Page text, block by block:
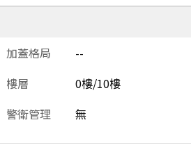
加蓋格局 --
樓層 0樓/10樓
警衛管理 無